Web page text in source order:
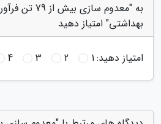
به "معدوم
بهداشتی" امتیاز دهید
امتیاز دهید:1
2
3
4